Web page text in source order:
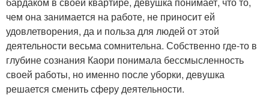
чем она занимается на работе, не приносит ей
удовлетворения, да и польза для людей от этой
деятельности весьма сомнительна. Собственно где-то в
глубине сознания Каори понимала бессмысленность
своей работы, но именно после уборки, девушка
решается сменить сферу деятельности.